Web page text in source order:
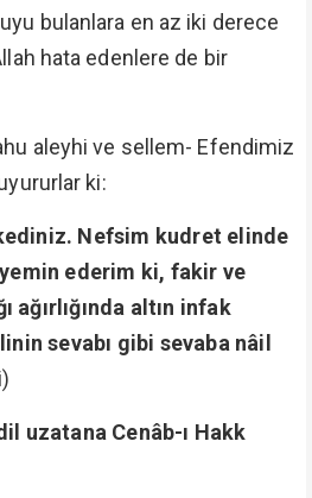
bulanlara en az iki derece
hata edenlere de bir
aleyhi ve sellem- Efendimiz
ki:
Nefsim kudret elinde
yemin ederim ki, fakir ve
ağırlığında altın infak
sevabı gibi sevaba nâil
uzatana Cenâb-ı Hakk